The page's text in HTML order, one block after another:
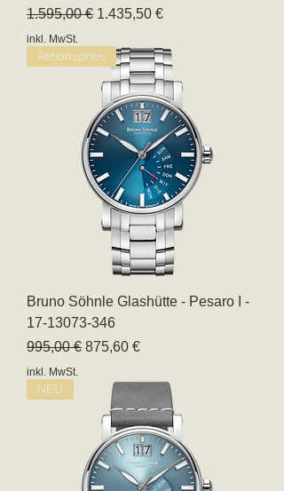
Standardpreis
1.595,00 € Sale-Preis
1.435,50 €
inkl. MwSt.
Aktionspreis
Bruno Söhnle Glashütte - Pesaro I -
17-13073-346
Standardpreis
995,00 € Sale-Preis
875,60 €
inkl. MwSt.
NEU